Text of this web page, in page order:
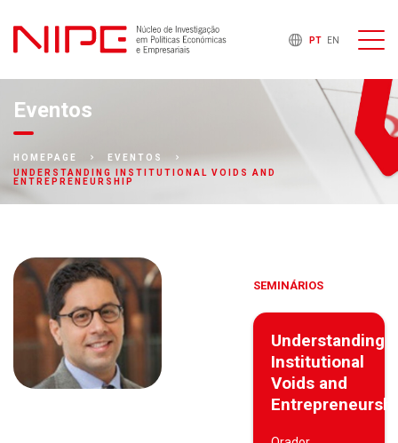
PT EN
Eventos
HOMEPAGE
EVENTOS
UNDERSTANDING INSTITUTIONAL VOIDS AND
ENTREPRENEURSHIP
SEMINÁRIOS
Understanding
Institutional
Voids and